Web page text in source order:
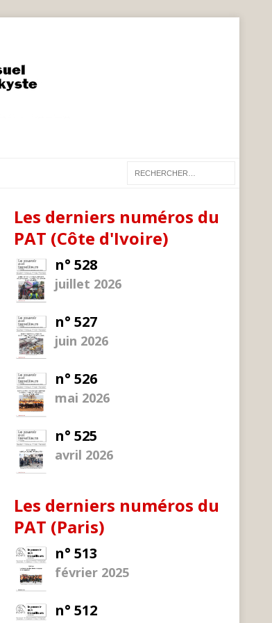
Les derniers numéros du
PAT (Côte d'Ivoire)
n° 528
juillet 2026
n° 527
juin 2026
n° 526
mai 2026
n° 525
avril 2026
Les derniers numéros du
PAT (Paris)
n° 513
février 2025
n° 512